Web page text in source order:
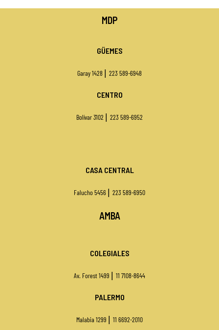
MDP
GÜEMES
Garay 1428 | 223 589-6948
CENTRO
Bolívar 3102 | 223 589-6952
CASA CENTRAL
Falucho 5456 | 223 589-6950
AMBA
COLEGIALES
Av. Forest 1499 | 11 7108-8644
PALERMO
Malabia 1299 | 11 6692-2010